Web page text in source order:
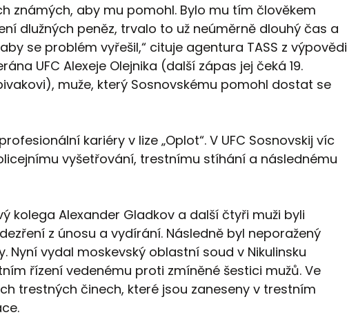
známých, aby mu pomohl. Bylo mu tím člověkem
dlužných peněz, trvalo to už neúměrně dlouhý čas a
se problém vyřešil,“ cituje agentura TASS z výpovědi
UFC Alexeje Olejnika (další zápas jej čeká 19.
muže, který Sosnovskému pomohl dostat se
kariéry v lize „Oplot“. V UFC Sosnovskij víc
vyšetřování, trestnímu stíhání a následnému
kolega Alexander Gladkov a další čtyři muži byli
z únosu a vydírání. Následně byl neporažený
Nyní vydal moskevský oblastní soud v Nikulinsku
řízení vedenému proti zmíněné šestici mužů. Ve
trestných činech, které jsou zaneseny v trestním